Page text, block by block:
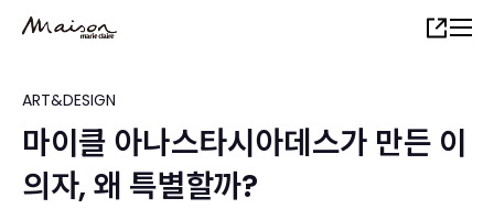
content
Share
ART&DESIGN
마이클 아나스타시아데스가 만든 이
의자, 왜 특별할까?